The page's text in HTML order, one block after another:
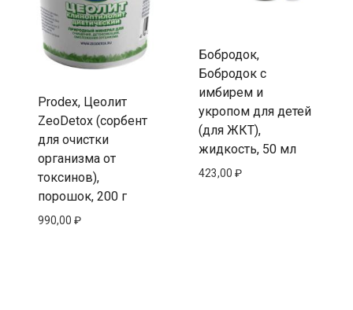
Prodex, Цеолит
ZeoDetox (сорбент
для очистки
организма от
токсинов),
порошок, 200 г
990,00 ₽
Бобродок,
Бобродок с
имбирем и
укропом для детей
(для ЖКТ),
жидкость, 50 мл
423,00 ₽